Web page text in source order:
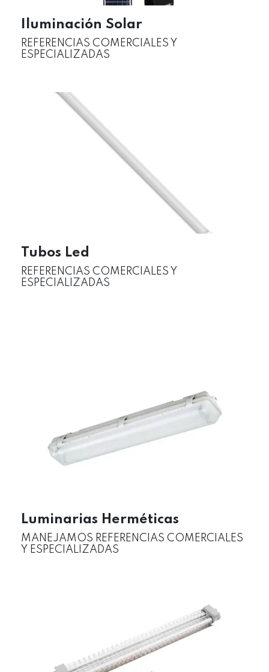
Iluminación Solar
REFERENCIAS COMERCIALES Y
ESPECIALIZADAS
Tubos Led
REFERENCIAS COMERCIALES Y
ESPECIALIZADAS
Luminarias Herméticas
MANEJAMOS REFERENCIAS COMERCIALES
Y ESPECIALIZADAS